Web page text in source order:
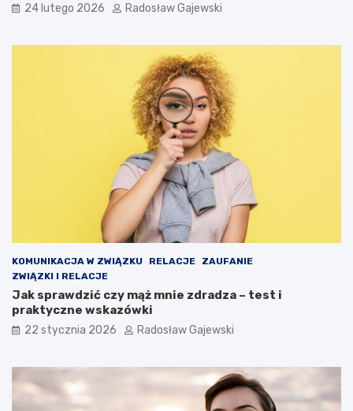
24 lutego 2026 Radosław Gajewski
KOMUNIKACJA W ZWIĄZKU RELACJE
ZAUFANIE
ZWIĄZKI I RELACJE
Jak sprawdzić czy mąż mnie zdradza – test i
praktyczne wskazówki
22 stycznia 2026 Radosław Gajewski